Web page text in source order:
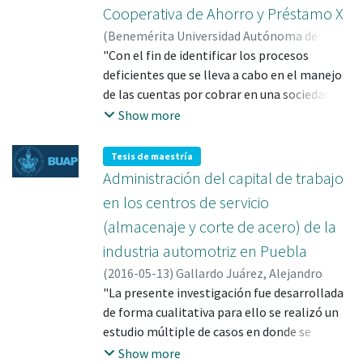
pasivos. Siendo la hipótesis, que se respeten
los principios tributarios constitucionales a
través de la adhesión de este impuesto; lo
cual genere un marco de seguridad jurídica
tributaria."
Cooperativa de Ahorro y Préstamo X
(Benemérita Universidad Autónoma de
Puebla,2014-11)Mastranzo Espinoza,
Jazmín;VERA MUNOZ, MARIA ANTONIETA
MONSERRAT; 240697
"Con el fin de identificar los procesos
deficientes que se lleva a cabo en el manejo
de las cuentas por cobrar en una sociedad
cooperativa de ahorro y préstamo, que
otorgamiento de crédito y cobranza de
saldos, y esperando que la administración lo
lleve a cabo en un futuro pudiendo impactar
en el mantenimiento de una cartera sana de
clientes, recuperar cartera vencida y poder
aumentar la demanda del servicio se diseñan
políticas de Crédito y Cobranza.
Pretendiendo alcanzar el objetivo de:
conocer las acciones deficientes en el
Proceso de Crédito y Cobranza que realiza la
Sociedad Cooperativa de Ahorro y préstamo
Show more
Tesis de maestría
Administración del capital de trabajo
en los centros de servicio
(almacenaje y corte de acero) de la
industria automotriz en Puebla
(2016-05-13) Gallardo Juárez, Alejandro
"La presente investigación fue desarrollada
de forma cualitativa para ello se realizó un
estudio múltiple de casos en donde se
analizó la información financiera con
Show more